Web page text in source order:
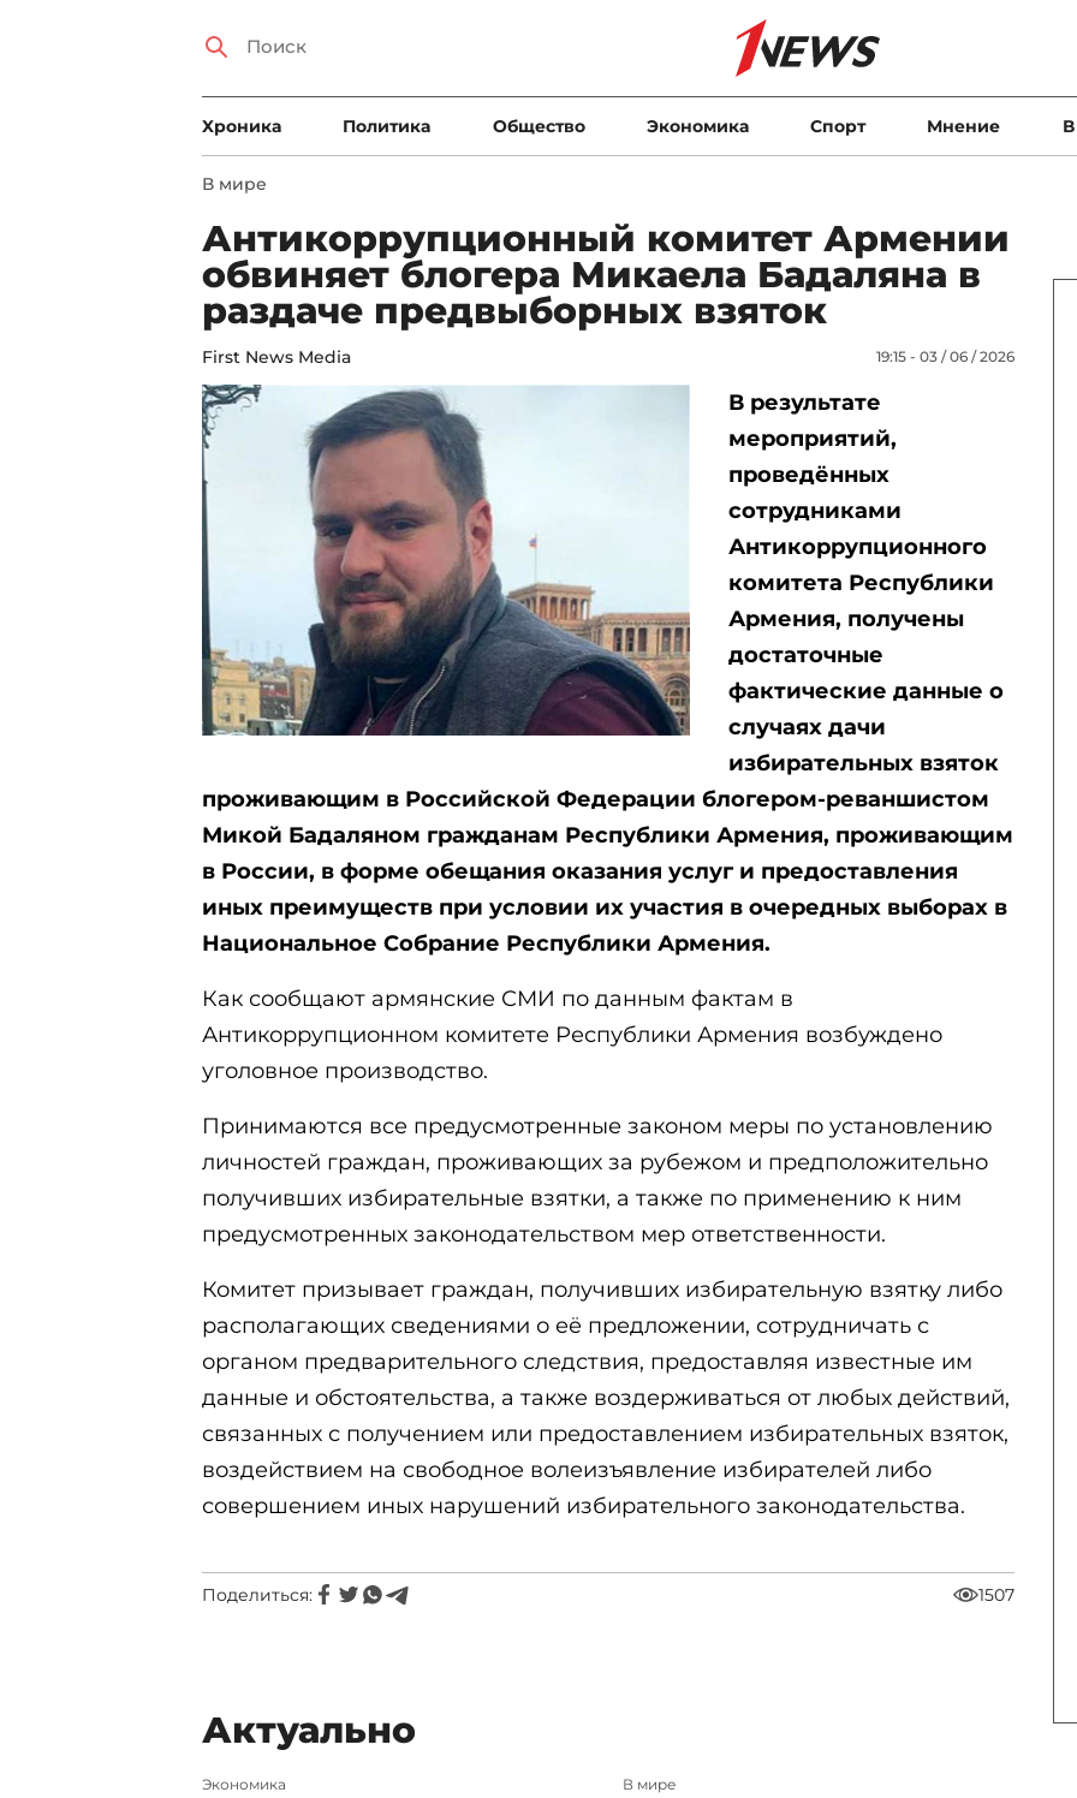
Xроника Политика Общество Экономика Спорт Мнение
В мире
Антикоррупционный комитет Армении
обвиняет блогера Микаела Бадаляна в
раздаче предвыборных взяток
First News Media 19:15 - 03 / 06 / 2026
В результате
мероприятий,
проведённых
сотрудниками
Антикоррупционного
комитета Республики
Армения, получены
достаточные
фактические данные о
случаях дачи
избирательных взяток
проживающим в Российской Федерации блогером-реваншистом
Микой Бадаляном гражданам Республики Армения, проживающим
в России, в форме обещания оказания услуг и предоставления
иных преимуществ при условии их участия в очередных выборах в
Национальное Собрание Республики Армения.
Как сообщают армянские СМИ по данным фактам в
Антикоррупционном комитете Республики Армения возбуждено
уголовное производство.
Принимаются все предусмотренные законом меры по установлению
личностей граждан, проживающих за рубежом и предположительно
получивших избирательные взятки, а также по применению к ним
предусмотренных законодательством мер ответственности.
Комитет призывает граждан, получивших избирательную взятку либо
располагающих сведениями о её предложении, сотрудничать с
органом предварительного следствия, предоставляя известные им
данные и обстоятельства, а также воздерживаться от любых действий,
связанных с получением или предоставлением избирательных взяток,
воздействием на свободное волеизъявление избирателей либо
совершением иных нарушений избирательного законодательства.
Поделиться: 1507
Актуально
Экономика В мире